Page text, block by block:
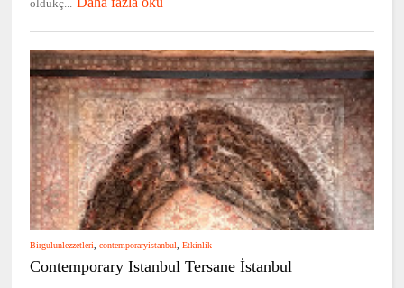
oldukç...
Birgulunlezzetleri ,contemporaryistanbul ,Etkinlik
Contemporary Istanbul Tersane İstanbul